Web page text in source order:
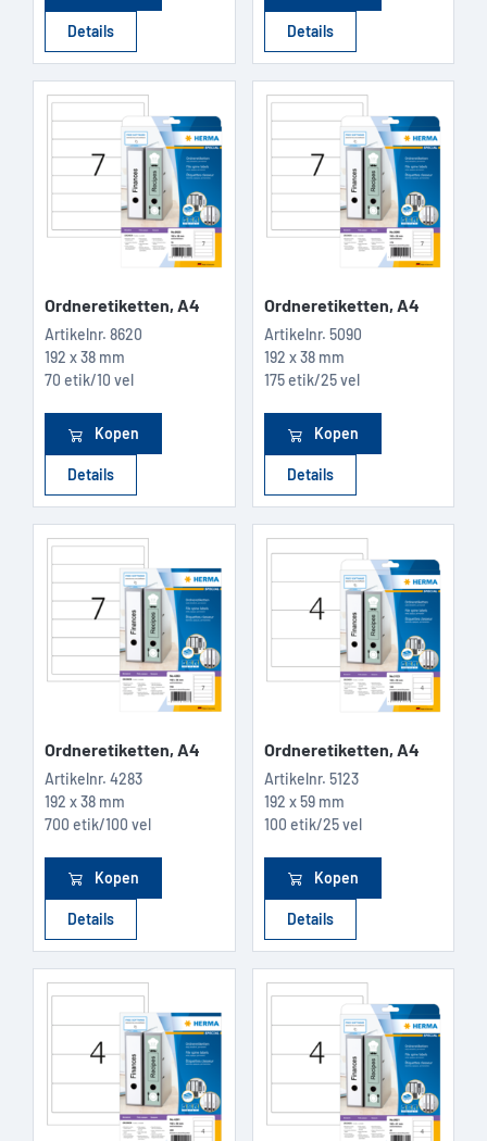
Details Details
Ordneretiketten, A4
Artikelnr. 8620
192 x 38 mm
70 etik/10 vel
Kopen
Details
Ordneretiketten, A4
Artikelnr. 5090
192 x 38 mm
175 etik/25 vel
Kopen
Details
Ordneretiketten, A4
Artikelnr. 4283
192 x 38 mm
700 etik/100 vel
Kopen
Details
Ordneretiketten, A4
Artikelnr. 5123
192 x 59 mm
100 etik/25 vel
Kopen
Details